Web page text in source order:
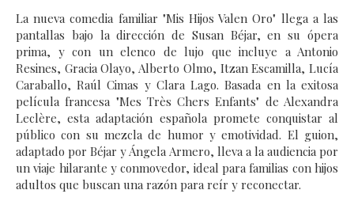
La nueva comedia familiar "Mis Hijos Valen Oro" llega a las
pantallas bajo la dirección de Susan Béjar, en su ópera
prima, y con un elenco de lujo que incluye a Antonio
Resines, Gracia Olayo, Alberto Olmo, Itzan Escamilla, Lucía
Caraballo, Raúl Cimas y Clara Lago. Basada en la exitosa
película francesa "Mes Très Chers Enfants" de Alexandra
Leclère, esta adaptación española promete conquistar al
público con su mezcla de humor y emotividad. El guion,
adaptado por Béjar y Ángela Armero, lleva a la audiencia por
un viaje hilarante y conmovedor, ideal para familias con hijos
adultos que buscan una razón para reír y reconectar.